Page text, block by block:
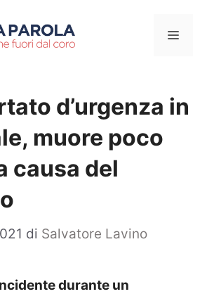
Menu
d’urgenza in
muore poco
causa del
di Salvatore Lavino
durante un